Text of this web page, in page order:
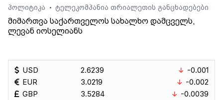
პოლიტიკა
• ტელეკომპანია თრიალეთის განცხადებები
მიმართვა საქართველოს სახალხო დამცველს,
ლევან იოსელიანს
USD
EUR
GBP
2.6239
3.0219
3.5284
-0.001
-0.002
-0.0039